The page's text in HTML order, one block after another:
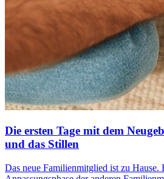
Die ersten Tage mit dem
und das Stillen
Das neue Familienmitglied ist zu Hause.